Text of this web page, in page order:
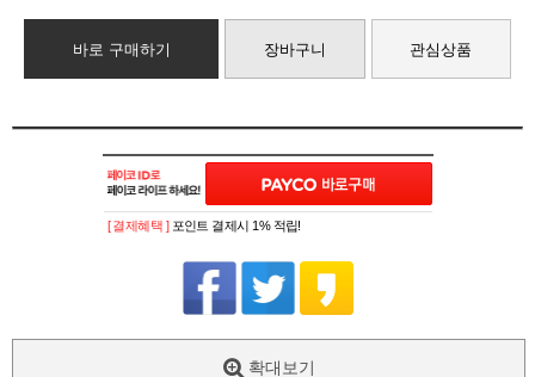
바로 구매하기 장바구니 관심상품
[ 결제혜택 ] 포인트 결제시 1% 적립!
확대보기